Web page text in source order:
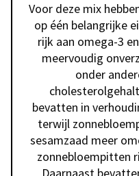
Voor deze mix
op één belangrijke
rijk aan omega-3
meervoudig
onder
bevatten in
terwijl
sesamzaad meer
zonnebloempitten